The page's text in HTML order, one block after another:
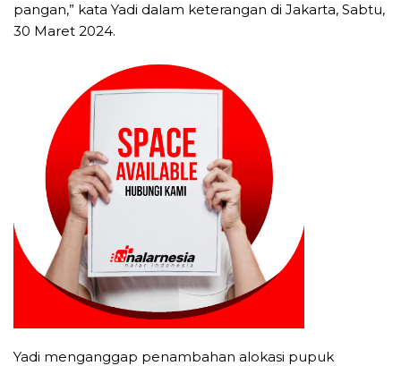
pangan,” kata Yadi dalam keterangan di Jakarta, Sabtu,
30 Maret 2024.
Yadi menganggap penambahan alokasi pupuk